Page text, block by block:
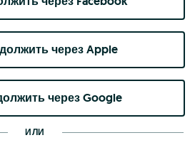
через Apple
через Google
ИЛИ